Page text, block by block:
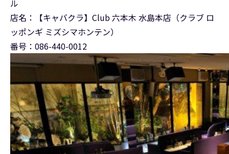
ル
店名：【キャバクラ】Club 六本木 水島本店（クラブ ロ
ッポンギ ミズシマホンテン）
番号：086-440-0012